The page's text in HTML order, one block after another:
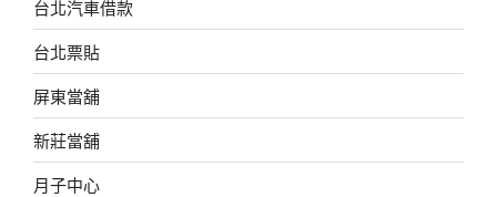
台北汽車借款
台北票貼
屏東當舖
新莊當舖
月子中心